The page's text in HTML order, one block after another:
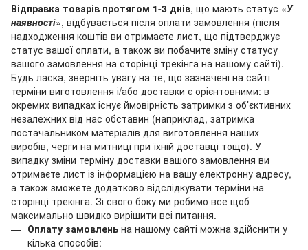
Відправка товарів протягом 1-3 днів, що мають статус «У
наявності», відбувається після оплати замовлення (після
надходження коштів ви отримаєте лист, що підтверджує
статус вашої оплати, а також ви побачите зміну статусу
вашого замовлення на сторінці трекінга на нашому сайті).
Будь ласка, зверніть увагу на те, що зазначені на сайті
терміни виготовлення і/або доставки є орієнтовними: в
окремих випадках існує ймовірність затримки з об’єктивних
незалежних від нас обставин (наприклад, затримка
постачальником матеріалів для виготовлення наших
виробів, черги на митниці при їхній доставці тощо). У
випадку зміни терміну доставки вашого замовлення ви
отримаєте лист із інформацією на вашу електронну адресу,
а також зможете додатково відслідкувати терміни на
сторінці трекінга. Зі свого боку ми робимо все щоб
максимально швидко вирішити всі питання.
Оплату замовлень на нашому сайті можна здійснити у
кілька способів: